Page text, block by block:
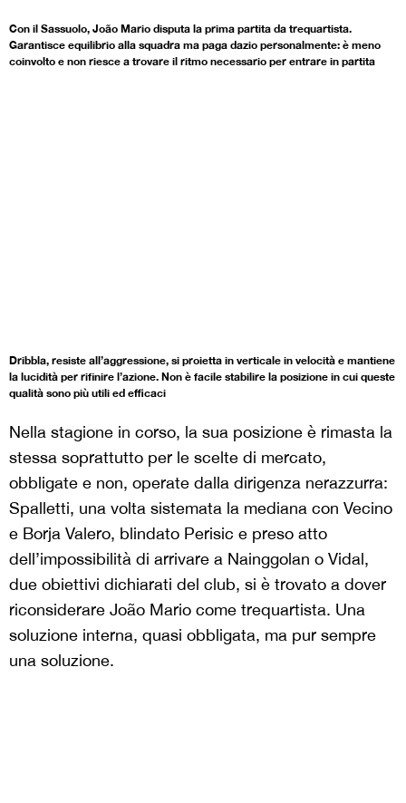
Con il Sassuolo, João Mario disputa la prima partita da trequartista.
Garantisce equilibrio alla squadra ma paga dazio personalmente: è meno
coinvolto e non riesce a trovare il ritmo necessario per entrare in partita
Dribbla, resiste all’aggressione, si proietta in verticale in velocità e mantiene
la lucidità per rifinire l’azione. Non è facile stabilire la posizione in cui queste
qualità sono più utili ed efficaci
Nella stagione in corso, la sua posizione è rimasta la
stessa soprattutto per le scelte di mercato,
obbligate e non, operate dalla dirigenza nerazzurra:
Spalletti, una volta sistemata la mediana con Vecino
e Borja Valero, blindato Perisic e preso atto
dell’impossibilità di arrivare a Nainggolan o Vidal,
due obiettivi dichiarati del club, si è trovato a dover
riconsiderare João Mario come trequartista. Una
soluzione interna, quasi obbligata, ma pur sempre
una soluzione.